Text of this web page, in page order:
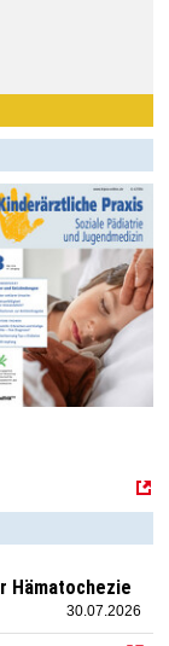
Dann klicken
Hämatochezie
30.07.2026